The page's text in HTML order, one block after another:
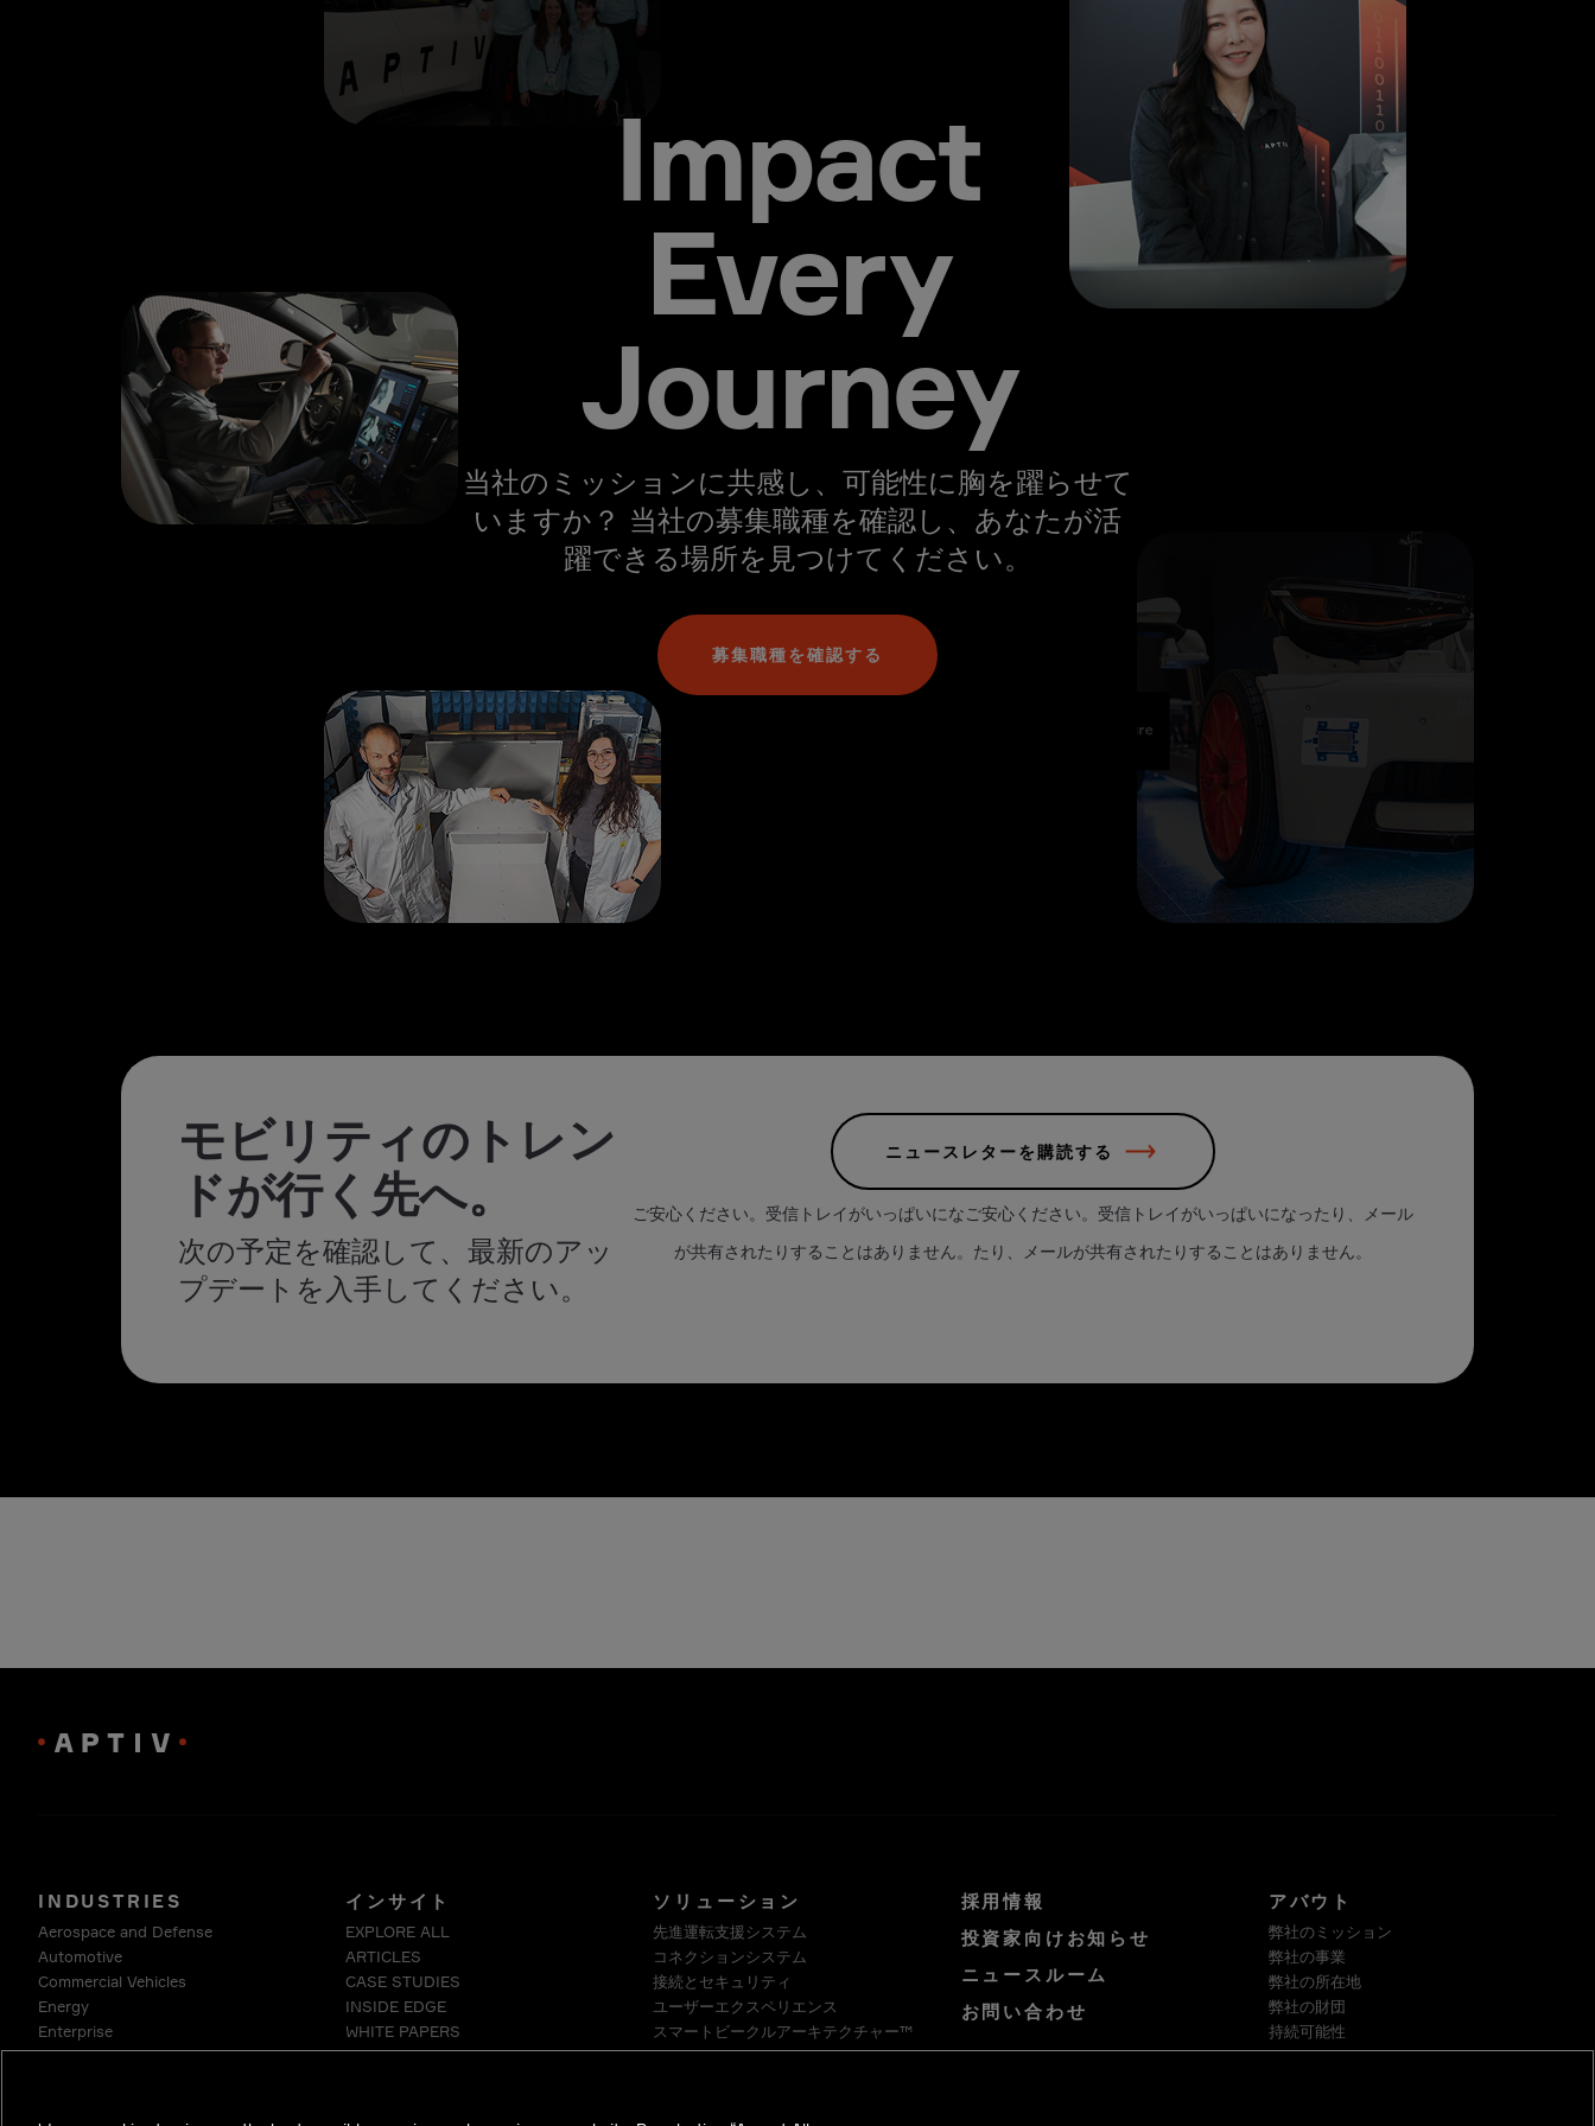
Impact
Every
Journey
当社のミッションに共感し、可能性に胸を躍らせて
いますか？ 当社の募集職種を確認し、あなたが活
躍できる場所を見つけてください。
募集職種を確認する
モビリティのトレン
ドが行く先へ。
次の予定を確認して、最新のアッ
プデートを入手してください。
ニュースレターを購読する
ご安心ください。受信トレイがいっぱいになご安心ください。受信トレイがいっぱいになったり、メール
が共有されたりすることはありません。たり、メールが共有されたりすることはありません。
INDUSTRIES
Aerospace and Defense
Automotive
Commercial Vehicles
Energy
Enterprise
Industrials & Robotics
インサイト
EXPLORE ALL
ARTICLES
CASE STUDIES
INSIDE EDGE
WHITE PAPERS
ソリューション
先進運転支援システム
コネクションシステム
接続とセキュリティ
ユーザーエクスペリエンス
スマートビークルアーキテクチャー™
ソフトウェア・プラットフォームとサー
採用情報
投資家向けお知らせ
ニュースルーム
お問い合わせ
アバウト
弊社のミッション
弊社の事業
弊社の所在地
弊社の財団
持続可能性
サプライヤー